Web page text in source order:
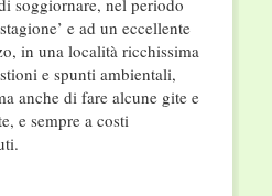
soggiornare, nel periodo
e ad un eccellente
in una località ricchissima
e spunti ambientali,
anche di fare alcune gite e
e sempre a costi